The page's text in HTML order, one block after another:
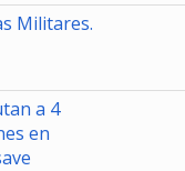
Militares.
a 4
en